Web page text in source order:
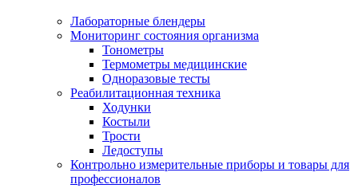
Лабораторные блендеры
Мониторинг состояния организма
Тонометры
Термометры медицинские
Одноразовые тесты
Реабилитационная техника
Ходунки
Костыли
Трости
Ледоступы
Контрольно измерительные приборы и товары для
профессионалов